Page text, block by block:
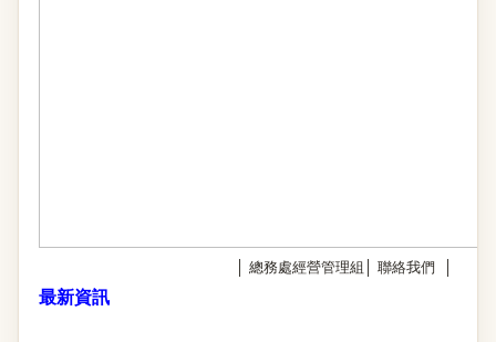
總務處經營管理組 聯絡我們
最新資訊